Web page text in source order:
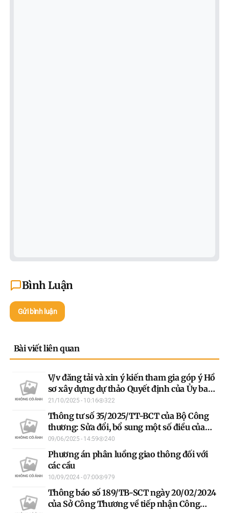
Bình Luận
Gửi bình luận
Bài viết liên quan
V/v đăng tải và xin ý kiến tham gia góp ý Hồ
sơ xây dựng dự thảo Quyết định của Ủy ban
nhân dân tỉnh
21/10/2025 - 10:16 322
Thông tư số 35/2025/TT-BCT của Bộ Công
thương: Sửa đổi, bổ sung một số điều của
Thông tư số 30/2018/TT-BCT ngày 01 tháng
10 năm 2018 của Bộ trưởng Bộ Công Thương
quy định chi tiết một số điều của Nghị định
số 107/2018/NĐ-CP ngày 15 tháng 8 năm
2018 của Chính phủ về kinh doanh xuất
khẩu gạo và Thông tư số 42/2019/TT-BCT
ngày 18 tháng 12 năm 2019 của Bộ trưởng Bộ
09/06/2025 - 14:59 240
Phương án phân luồng giao thông đối với
các cầu
10/09/2024 - 07:00 979
Thông báo số 189/TB-SCT ngày 20/02/2024
của Sở Công Thương về tiếp nhận Công